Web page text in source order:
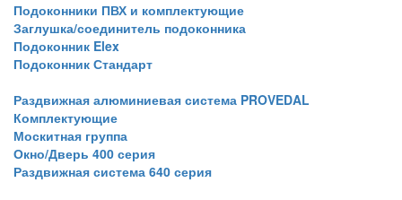
Подоконники ПВХ и комплектующие
Заглушка/соединитель подоконника
Подоконник Elex
Подоконник Стандарт
Раздвижная алюминиевая система PROVEDAL
Комплектующие
Москитная группа
Окно/Дверь 400 серия
Раздвижная система 640 серия